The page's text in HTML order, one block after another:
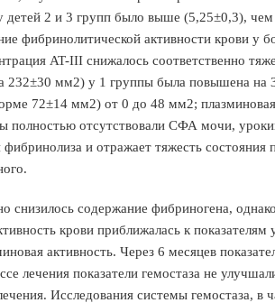
детей 2 и 3 групп было выше (5,25±0,3),
фибринолитической активности крови у
AT-III снижалось соответственно
мм2) у 1 группы была повышена на
72±14 мм2) от 0 до 48 мм2;
полностью отсутствовали СФА мочи,
и отражает тяжесть состояния
снизилось содержание фибриногена,
крови приближалась к
активность. Через 6 месяцев
лечения показатели гемостаза не
Исследования системы гемостаза, в